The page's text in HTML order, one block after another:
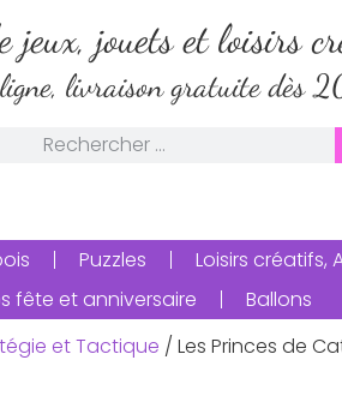
jeux, jouets et loisirs
livraison gratuite dès
Puzzles Loisirs créatifs,
fête et anniversaire
Ballons
et Tactique / Les Princes de